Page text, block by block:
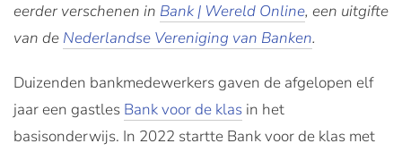
eerder verschenen in Bank | Wereld Online, een uitgifte
van de Nederlandse Vereniging van Banken.
Duizenden bankmedewerkers gaven de afgelopen elf
jaar een gastles Bank voor de klas in het
basisonderwijs. In 2022 startte Bank voor de klas met